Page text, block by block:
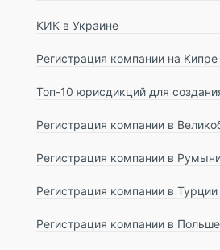
КИК в Украине
Регистрация компании на Кипре
Топ-10 юрисдикций для
Регистрация компании в
Регистрация компании в
Регистрация компании в Турции
Регистрация компании в Польше